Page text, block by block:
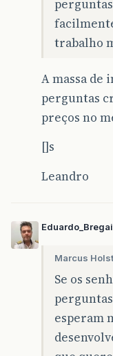
trabalho
A massa de
perguntas
preços no
[]s
Leandro
Marcus
Se os
esperam